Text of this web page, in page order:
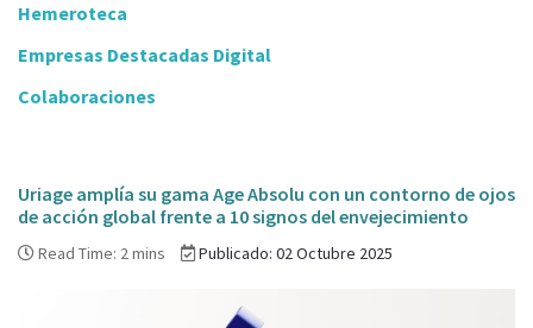
Hemeroteca
Empresas Destacadas Digital
Colaboraciones
Uriage amplía su gama Age Absolu con un contorno de ojos
de acción global frente a 10 signos del envejecimiento
Read Time: 2 mins Publicado: 02 Octubre 2025